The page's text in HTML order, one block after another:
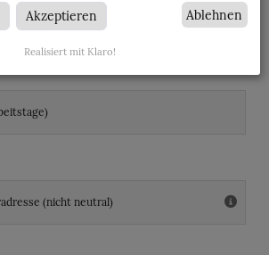
Akzeptieren Ablehnen
Realisiert mit Klaro!